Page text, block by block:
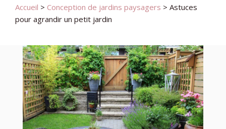
Accueil > Conception de jardins paysagers > Astuces
pour agrandir un petit jardin